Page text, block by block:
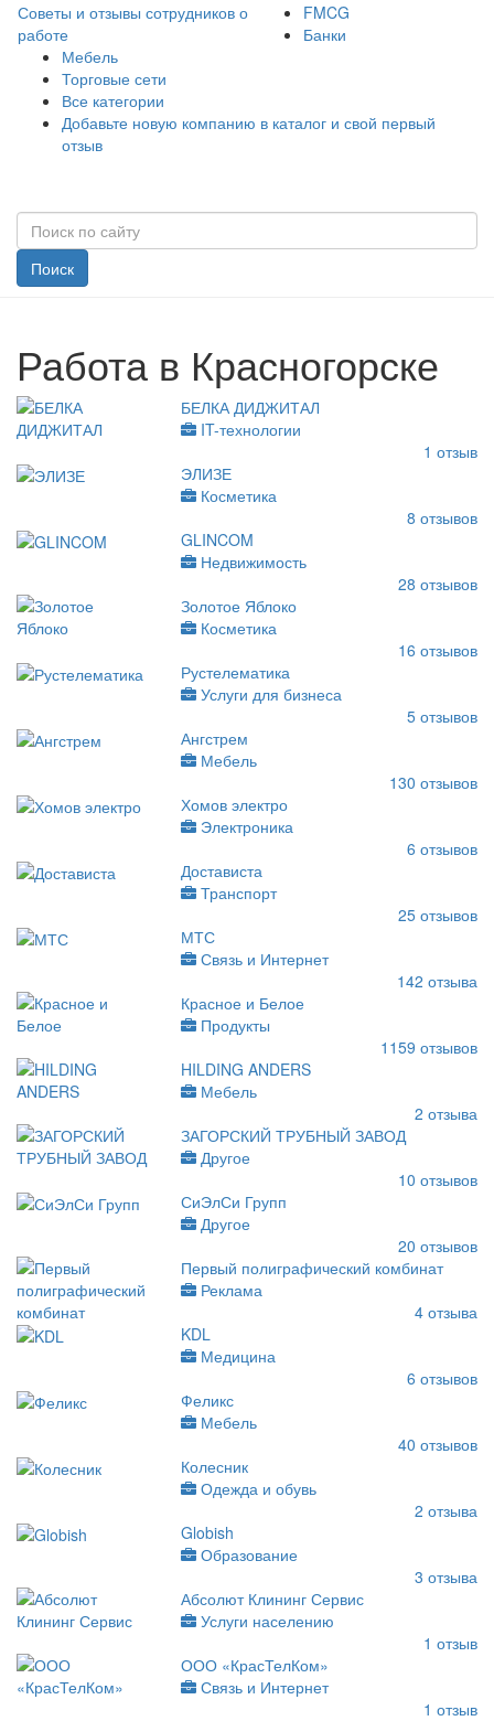
Советы и отзывы сотрудников о
работе
FMCG
Банки
Мебель
Торговые сети
Все категории
Добавьте новую компанию в каталог и свой первый
отзыв
Поиск
Работа в Красногорске
БЕЛКА ДИДЖИТАЛ
IT-технологии
1 отзыв
ЭЛИЗЕ
Косметика
8 отзывов
GLINCOM
Недвижимость
28 отзывов
Золотое Яблоко
Косметика
16 отзывов
Рустелематика
Услуги для бизнеса
5 отзывов
Ангстрем
Мебель
130 отзывов
Хомов электро
Электроника
6 отзывов
Достависта
Транспорт
25 отзывов
МТС
Связь и Интернет
142 отзыва
Красное и Белое
Продукты
1159 отзывов
HILDING ANDERS
Мебель
2 отзыва
ЗАГОРСКИЙ ТРУБНЫЙ ЗАВОД
Другое
10 отзывов
СиЭлСи Групп
Другое
20 отзывов
Первый полиграфический комбинат
Реклама
4 отзыва
KDL
Медицина
6 отзывов
Феликс
Мебель
40 отзывов
Колесник
Одежда и обувь
2 отзыва
Globish
Образование
3 отзыва
Абсолют Клининг Сервис
Услуги населению
1 отзыв
ООО «КрасТелКом»
Связь и Интернет
1 отзыв